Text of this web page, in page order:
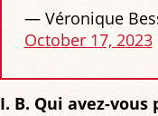
— Véronique
October 17, 2023
I. B. Qui avez-